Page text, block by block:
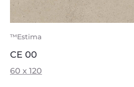
™Estima
CE 00
60 x 120